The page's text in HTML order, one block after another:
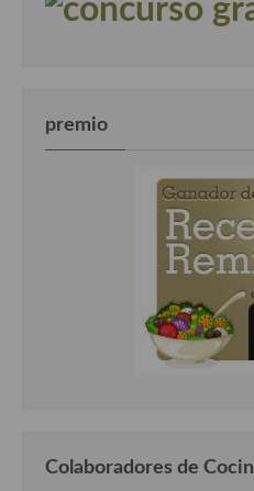
premio
Colaboradores de